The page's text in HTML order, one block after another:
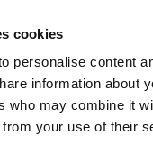
cookies
personalise content
information about
who may combine it
from your use of their